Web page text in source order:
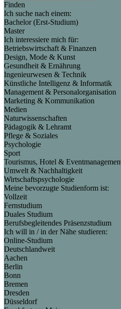
Finden
Ich suche nach einem:
Bachelor (Erst-Studium)
Master
Ich interessiere mich für:
Betriebswirtschaft & Finanzen
Design, Mode & Kunst
Gesundheit & Ernährung
Ingenieurwesen & Technik
Künstliche Intelligenz & Informatik
Management & Personalorganisation
Marketing & Kommunikation
Medien
Naturwissenschaften
Pädagogik & Lehramt
Pflege & Soziales
Psychologie
Sport
Tourismus, Hotel &
Umwelt & Nachhaltigkeit
Wirtschaftspsychologie
Meine bevorzugte Studienform ist:
Vollzeit
Fernstudium
Duales Studium
Berufsbegleitendes Präsenzstudium
Ich will in / in der Nähe studieren:
Online-Studium
Deutschlandweit
Aachen
Berlin
Bonn
Bremen
Dresden
Düsseldorf